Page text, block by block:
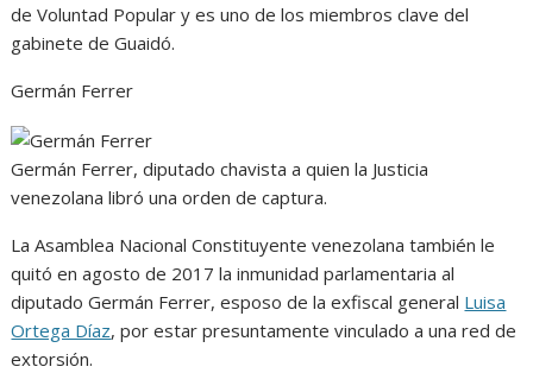
de Voluntad Popular y es uno de los miembros clave del
gabinete de Guaidó.
Germán Ferrer
Germán Ferrer, diputado chavista a quien la Justicia
venezolana libró una orden de captura.
La Asamblea Nacional Constituyente venezolana también le
quitó en agosto de 2017 la inmunidad parlamentaria al
diputado Germán Ferrer, esposo de la exfiscal general Luisa
Ortega Díaz, por estar presuntamente vinculado a una red de
extorsión.